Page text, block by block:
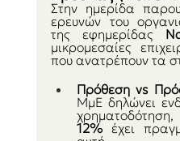
Στην ημερίδα
ερευνών του
της εφημερίδας
μικρομεσαίες
που ανατρέπουν τα
Πρόθεση vs
ΜμΕ δηλώνει
12% έχει